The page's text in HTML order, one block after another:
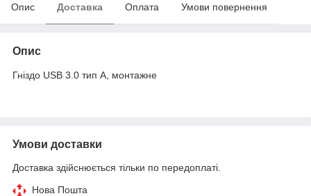
Опис Доставка Оплата Умови повернення
Опис
Гніздо USB 3.0 тип A, монтажне
Умови доставки
Доставка здійснюється тільки по передоплаті.
Нова Пошта